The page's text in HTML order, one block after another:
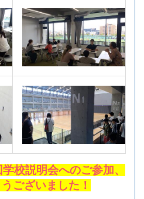
校説明会へのご参加、
ございました！